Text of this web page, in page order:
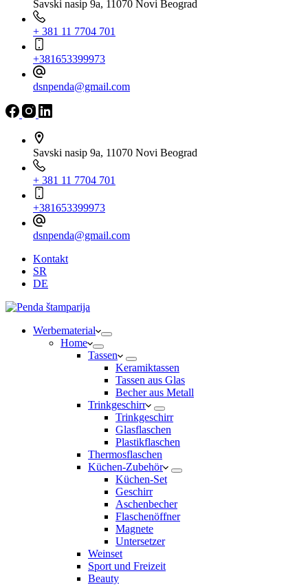
Savski nasip 9a, 11070 Novi Beograd
+ 381 11 7704 701
+381653399973
dsnpenda@gmail.com
Savski nasip 9a, 11070 Novi Beograd
+ 381 11 7704 701
+381653399973
dsnpenda@gmail.com
Kontakt
SR
DE
Werbematerial
Home
Tassen
Keramiktassen
Tassen aus Glas
Becher aus Metall
Trinkgeschirr
Trinkgeschirr
Glasflaschen
Plastikflaschen
Thermosflaschen
Küchen-Zubehör
Küchen-Set
Geschirr
Aschenbecher
Flaschenöffner
Magnete
Untersetzer
Weinset
Sport und Freizeit
Beauty